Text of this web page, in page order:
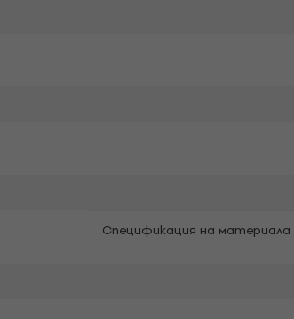
Спецификация на материала